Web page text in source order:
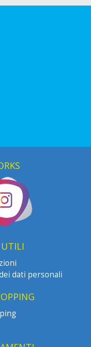
dati personali